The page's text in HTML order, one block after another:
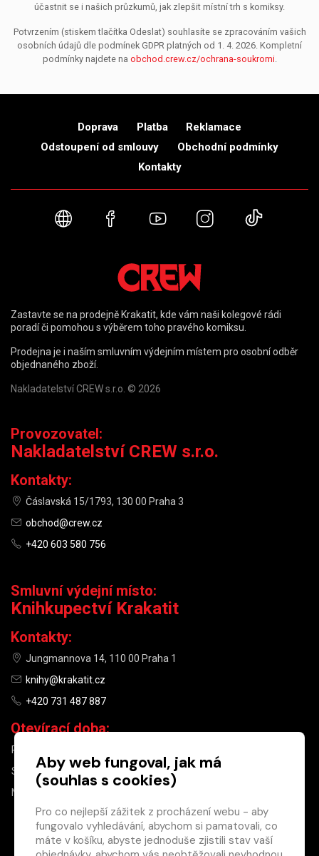
účastnit se i našich průzkumů, jak zlepšit místní trh s komiksy.
Potvrzením (stiskem tlačítka Odeslat) souhlasíte se zpracováním vašich
osobních údajů dle podmínek GDPR platných od 1. 4. 2026. Kompletní
podmínky najdete na obchod.crew.cz/ochrana-soukromi.
×
Doprava Platba
Reklamace
Odstoupení od smlouvy
Obchodní podmínky
Kontakty
Webové stránky
FacebookYouTubeInstagram
Zastavte se na prodejně Krakatit, kde vám naši kolegové rádi
poradí či pomohou s výběrem toho pravého komiksu.
Prodejna je i naším smluvním výdejním místem pro osobní odběr
objednaného zboží.
Nakladatelství CREW s.r.o. © 2026
Provozovatel:
Nakladatelství CREW s.r.o.
Kontakty:
Čáslavská 15/1793, 130 00 Praha 3
obchod@crew.cz
+420 603 580 756
Smluvní výdejní místo:
Knihkupectví Krakatit
Kontakty:
Jungmannova 14, 110 00 Praha 1
knihy@krakatit.cz
+420 731 487 887
Otevírací doba:
PO–PÁ
SO
10:00–13:00
NE
Aby web fungoval, jak má
(souhlas s cookies)
Pro co nejlepší zážitek z procházení webu - aby
fungovalo vyhledávání, abychom si pamatovali, co
máte v košíku, abyste jednoduše zjistili stav vaší